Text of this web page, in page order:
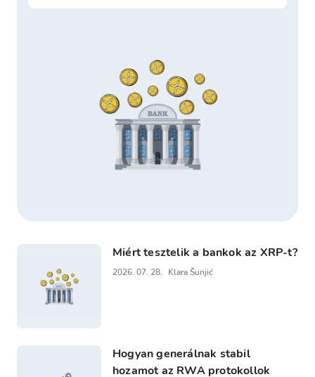
Miért tesztelik a bankok az XRP-t?
2026. 07. 28. Klara Šunjić
Hogyan generálnak stabil
hozamot az RWA protokollok